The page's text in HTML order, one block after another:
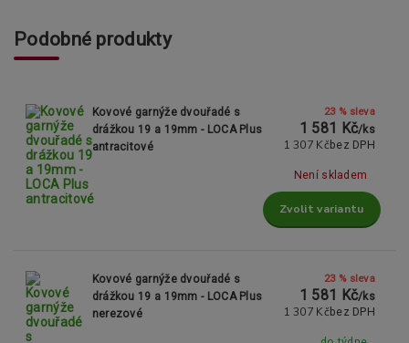
Podobné produkty
Kovové garnýže dvouřadé s
drážkou 19 a 19mm - LOCA Plus
antracitové
23 % sleva
1 581 Kč/ks
1 307 Kč bez DPH
Není skladem
Zvolit variantu
Kovové garnýže dvouřadé s
drážkou 19 a 19mm - LOCA Plus
nerezové
23 % sleva
1 581 Kč/ks
1 307 Kč bez DPH